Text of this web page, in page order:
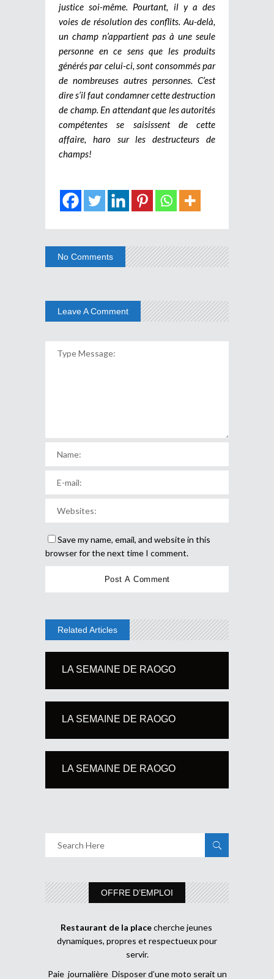
justice soi-même. Pourtant, il y a des
voies de résolution des conflits. Au-delà,
un champ n’appartient pas à une seule
personne en ce sens que les produits
générés par celui-ci, sont consommés par
de nombreuses autres personnes. C’est
dire s’il faut condamner cette destruction
de champ. En attendant que les autorités
compétentes se saisissent de cette
affaire, haro sur les destructeurs de
champs!
No Comments
Leave A Comment
Save my name, email, and website in this
browser for the next time I comment.
Related Articles
LA SEMAINE DE RAOGO
LA SEMAINE DE RAOGO
LA SEMAINE DE RAOGO
OFFRE D’EMPLOI
Restaurant de la placecherche jeunes
dynamiques, propres et respectueux pour
servir.
Paie journalière Disposer d’une moto serait un